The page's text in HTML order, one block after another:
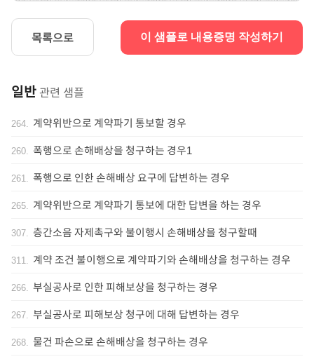
목록으로 이 샘플로 내용증명 작성하기
일반 관련 샘플
264. 계약위반으로 계약파기 통보할 경우
260. 폭행으로 손해배상을 청구하는 경우1
261. 폭행으로 인한 손해배상 요구에 답변하는 경우
265. 계약위반으로 계약파기 통보에 대한 답변을 하는 경우
307. 층간소음 자제촉구와 불이행시 손해배상을 청구할때
311. 계약 조건 불이행으로 계약파기와 손해배상을 청구하는 경우
266. 부실공사로 인한 피해보상을 청구하는 경우
267. 부실공사로 피해보상 청구에 대해 답변하는 경우
268. 물건 파손으로 손해배상을 청구하는 경우